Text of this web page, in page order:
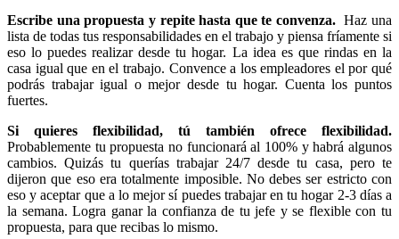
Escribe una propuesta y repite hasta que te convenza.Haz una
lista de todas tus responsabilidades en el trabajo y piensa fríamente si
eso lo puedes realizar desde tu hogar. La idea es que rindas en la
casa igual que en el trabajo. Convence a los empleadores el por qué
podrás trabajar igual o mejor desde tu hogar. Cuenta los puntos
fuertes.
Si quieres flexibilidad, tú también ofrece flexibilidad.
Probablemente tu propuesta no funcionará al 100% y habrá algunos
cambios. Quizás tu querías trabajar 24/7 desde tu casa, pero te
dijeron que eso era totalmente imposible. No debes ser estricto con
eso y aceptar que a lo mejor sí puedes trabajar en tu hogar 2-3 días a
la semana. Logra ganar la confianza de tu jefe y se flexible con tu
propuesta, para que recibas lo mismo.